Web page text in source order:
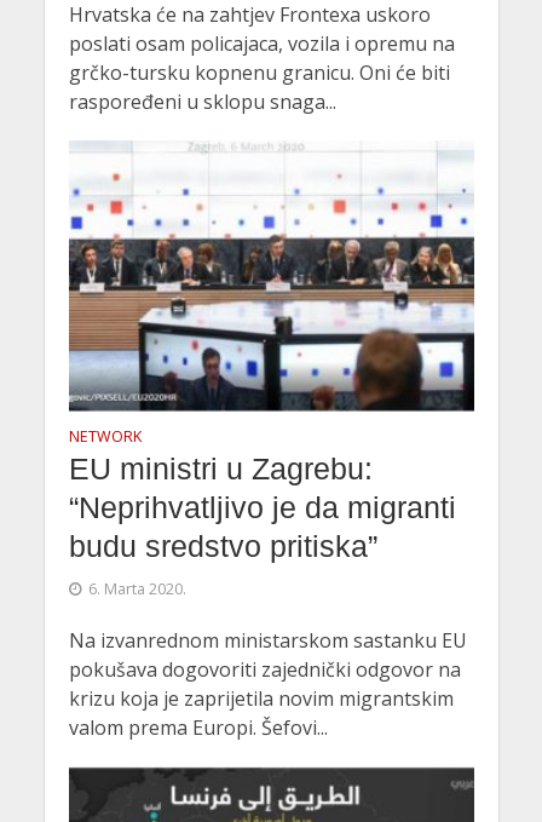
Hrvatska će na zahtjev Frontexa uskoro
poslati osam policajaca, vozila i opremu na
grčko-tursku kopnenu granicu. Oni će biti
raspoređeni u sklopu snaga...
NETWORK
EU ministri u Zagrebu:
“Neprihvatljivo je da migranti
budu sredstvo pritiska”
6. Marta 2020.
Na izvanrednom ministarskom sastanku EU
pokušava dogovoriti zajednički odgovor na
krizu koja je zaprijetila novim migrantskim
valom prema Europi. Šefovi...